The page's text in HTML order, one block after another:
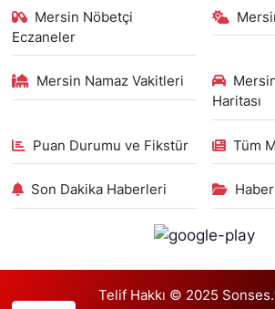
Mersin Nöbetçi
Eczaneler
Mersin Namaz Vakitleri
Haritası
Puan Durumu ve Fikstür Tüm
Son Dakika Haberleri
Telif Hakkı © 2025